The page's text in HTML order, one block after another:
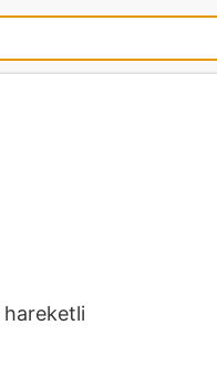
hareketli